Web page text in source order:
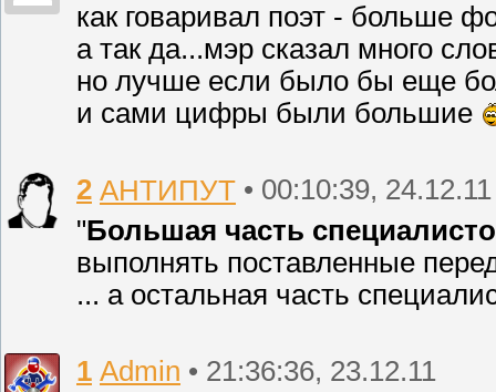
как говаривал поэт - больше
а так да...мэр сказал много
но лучше если было бы еще
и сами цифры были большие
2 АНТИПУТ • 00:10:39, 24.12.11
"Большая часть
выполнять поставленные
... а остальная часть
1 Admin • 21:36:36, 23.12.11